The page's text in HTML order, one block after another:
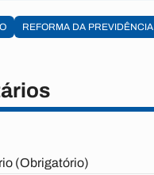
REFORMA DA PREVIDÊNCIA
(Obrigatório)